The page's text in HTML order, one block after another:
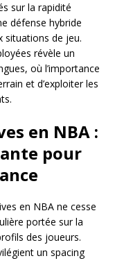
sur la rapidité
défense hybride
situations de jeu.
révèle un
où l’importance
et d’exploiter les
en NBA :
pour
en NBA ne cesse
portée sur la
des joueurs.
un spacing